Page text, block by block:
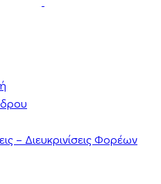
– Διευκρινίσεις Φορέων